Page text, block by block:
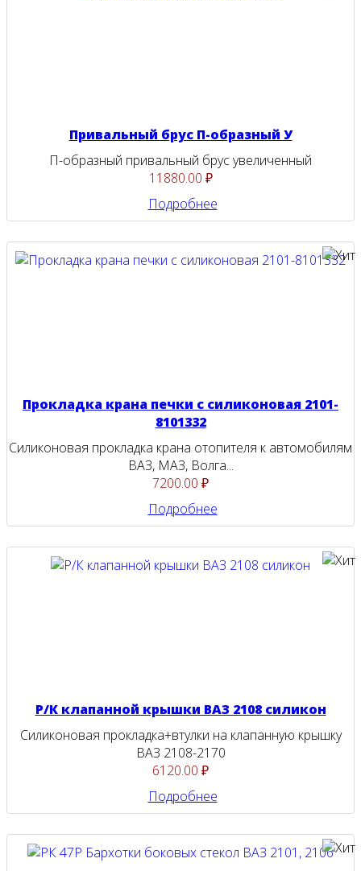
Привальный брус П-образный У
П-образный привальный брус увеличенный
11880.00 ₽
Подробнее
Прокладка крана печки с силиконовая 2101-
8101332
Силиконовая прокладка крана отопителя к автомобилям
ВАЗ, МАЗ, Волга...
7200.00 ₽
Подробнее
Р/К клапанной крышки ВАЗ 2108 силикон
Силиконовая прокладка+втулки на клапанную крышку
ВАЗ 2108-2170
6120.00 ₽
Подробнее